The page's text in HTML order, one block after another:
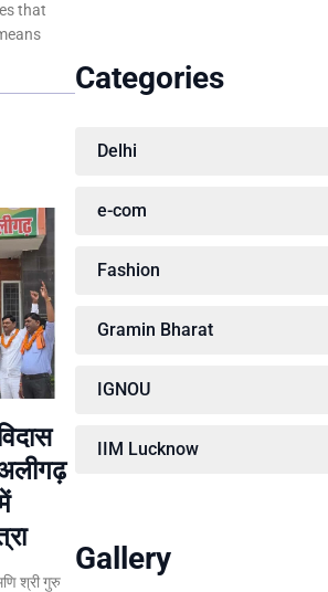
that
श्री गुरु
Categories
Delhi
e-com
Fashion
Gramin Bharat
IGNOU
IIM Lucknow
Gallery